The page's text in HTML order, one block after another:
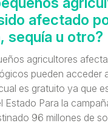
afectado
sequía u otro?
agricultores
pueden acceder
es gratuito ya que
Estado Para la
96 millones de